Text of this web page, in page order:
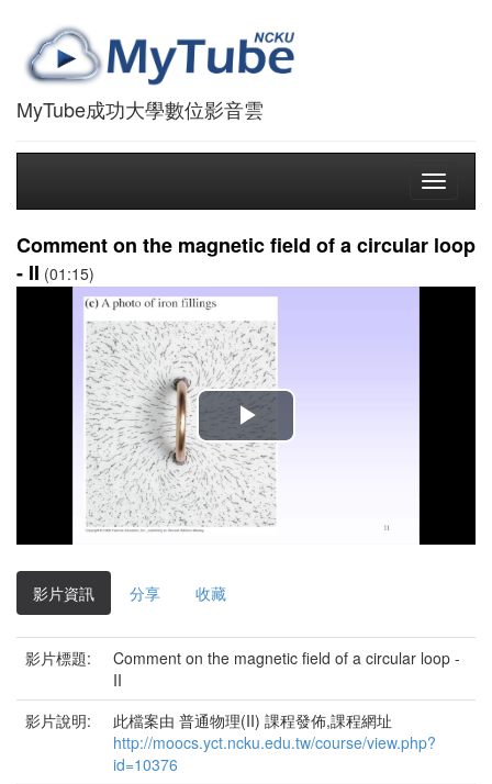
MyTube成功大學數位影音雲
Toggle
Comment on the magnetic field of a circular loop
- II (01:15)
播
放
影
影片資訊 分享 收藏
影片標題:
Comment on the magnetic field of a circular loop -
II
影片說明:
此檔案由 普通物理(II) 課程發佈,課程網址
http://moocs.yct.ncku.edu.tw/course/view.php?
id=10376